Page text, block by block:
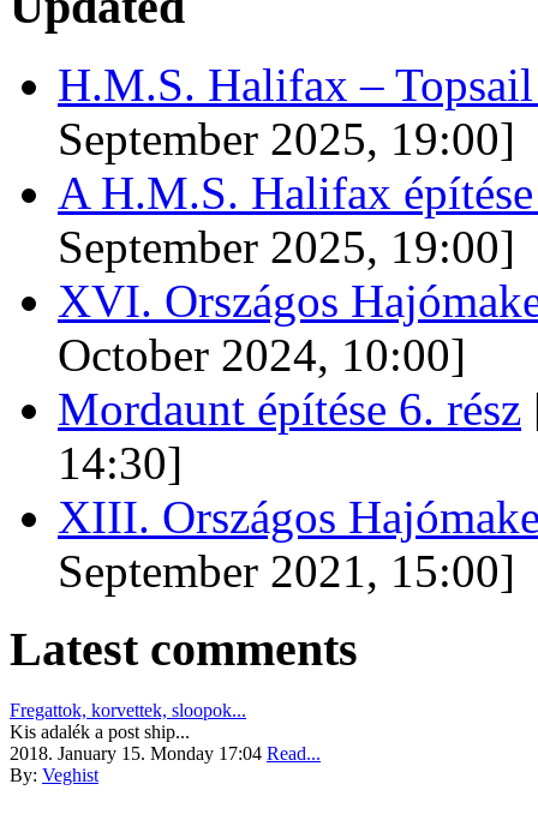
H.M.S. Halifax –
September 2025, 19:00]
A H.M.S. Halifax
September 2025, 19:00]
XVI. Országos
October 2024, 10:00]
Mordaunt építése 6. rész
14:30]
XIII. Országos
September 2021, 15:00]
Latest comments
Fregattok, korvettek, sloopok...
Kis adalék a post ship...
2018. January 15. Monday 17:04 Read...
By: Veghist